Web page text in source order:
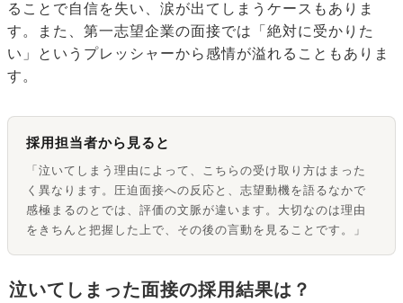
ることで自信を失い、涙が出てしまうケースもありま
す。また、第一志望企業の面接では「絶対に受かりた
い」というプレッシャーから感情が溢れることもありま
す。
採用担当者から見ると
「泣いてしまう理由によって、こちらの受け取り方はまった
く異なります。圧迫面接への反応と、志望動機を語るなかで
感極まるのとでは、評価の文脈が違います。大切なのは理由
をきちんと把握した上で、その後の言動を見ることです。」
泣いてしまった面接の採用結果は？